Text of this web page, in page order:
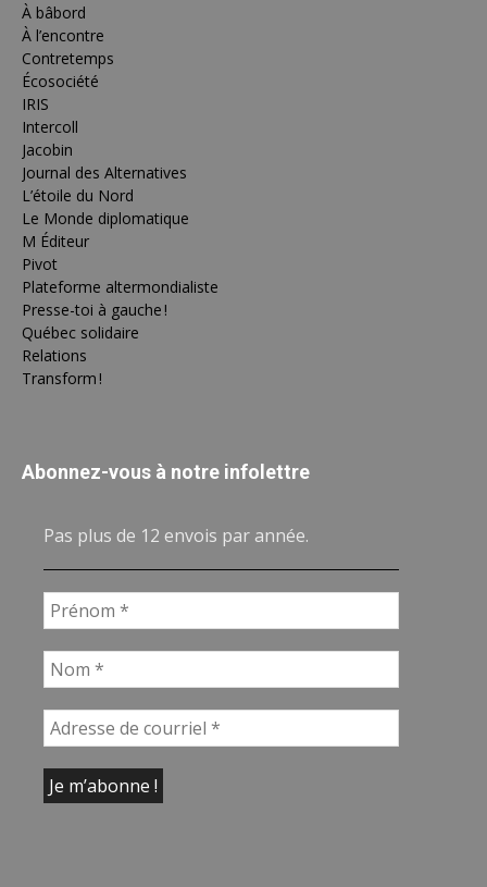
À bâbord
À l’encontre
Contretemps
Écosociété
IRIS
Intercoll
Jacobin
Journal des Alternatives
L’étoile du Nord
Le Monde diplomatique
M Éditeur
Pivot
Plateforme altermondialiste
Presse-toi à gauche !
Québec solidaire
Relations
Transform !
Abonnez-vous à notre infolettre
Pas plus de 12 envois par année.